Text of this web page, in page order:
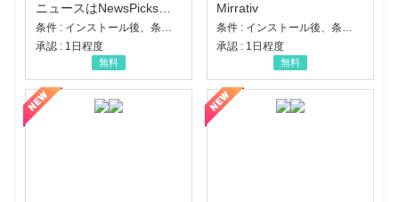
ニュースはNewsPicks｜経済ニュース・就活・ビジネス
条件 : インストール後、条件達成
承認 : 1日程度
無料
Mirrativ
条件 : インストール後、条件達成
承認 : 1日程度
無料